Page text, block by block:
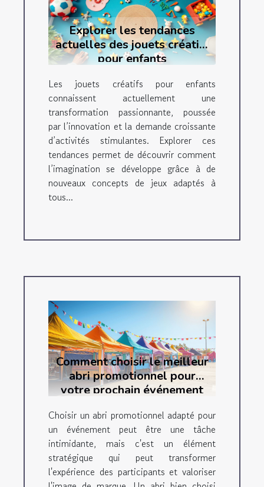
Explorer les tendances
actuelles des jouets créatifs
pour enfants
Les jouets créatifs pour enfants
connaissent actuellement une
transformation passionnante, poussée
par l’innovation et la demande croissante
d’activités stimulantes. Explorer ces
tendances permet de découvrir comment
l’imagination se développe grâce à de
nouveaux concepts de jeux adaptés à
tous...
Comment choisir le meilleur
abri promotionnel pour
votre prochain événement
Choisir un abri promotionnel adapté pour
un événement peut être une tâche
intimidante, mais c'est un élément
stratégique qui peut transformer
l'expérience des participants et valoriser